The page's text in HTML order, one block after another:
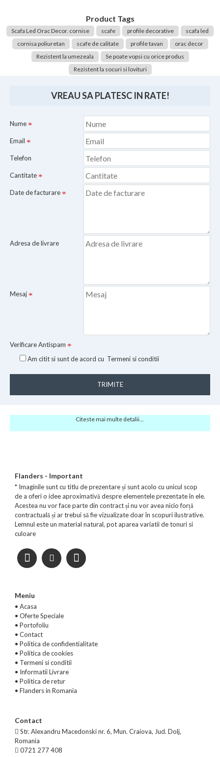
Product Tags
Scafa Led Orac Decor. cornise scafe profile decorative
scafa led
cornisa poliuretan
scafe de calitate profile tavan
orac decor
Rezistent la umezeala
Se poate vopsi cu orice produs
Rezistent la socuri si lovituri
VREAU SA PLATESC IN RATE!
Nume
Email
Telefon
Cantitate
Date de facturare
Adresa de livrare
Mesaj
Verificare Antispam
Am citit si sunt de acord cu Termeni si conditii
TRIMITE
Citeste mai multe detalii...
Flanders - Important
* Imaginile sunt cu titlu de prezentare și sunt acolo cu unicul scop
de a oferi o idee aproximativă despre elementele prezentate în ele.
Acestea nu vor face parte din contract și nu vor avea nicio forță
contractuală și ar trebui să fie vizualizate doar în scopuri ilustrative.
Lemnul este un material natural, pot aparea variatii de tonuri si
culoare
Meniu
• Acasa
• Oferte Speciale
• Portofoliu
• Contact
• Politica de confidentialitate
• Politica de cookies
• Termeni si conditii
• Informatii Livrare
• Politica de retur
• Flanders in Romania
Contact
Str. Alexandru Macedonski nr. 6, Mun. Craiova, Jud. Dolj,
Romania
0721 277 408